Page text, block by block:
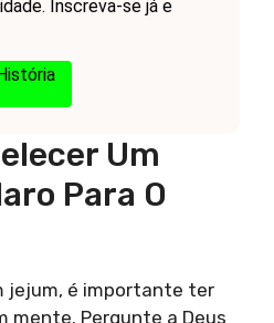
Inscreva-se já e
Um
Para O
jejum, é importante ter
mente. Pergunte a Deus